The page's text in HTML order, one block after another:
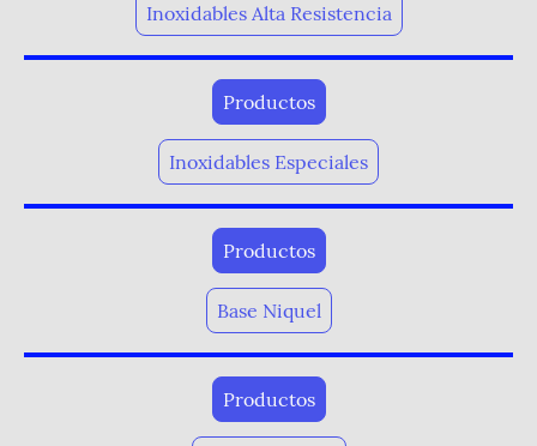
Inoxidables Alta Resistencia
Productos
Inoxidables Especiales
Productos
Base Niquel
Productos